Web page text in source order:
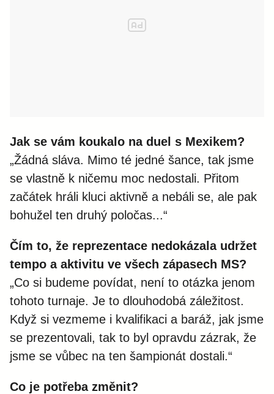
Jak se vám koukalo na duel s Mexikem?
„Žádná sláva. Mimo té jedné šance, tak jsme
se vlastně k ničemu moc nedostali. Přitom
začátek hráli kluci aktivně a nebáli se, ale pak
bohužel ten druhý poločas...“
Čím to, že reprezentace nedokázala udržet
tempo a aktivitu ve všech zápasech MS?
„Co si budeme povídat, není to otázka jenom
tohoto turnaje. Je to dlouhodobá záležitost.
Když si vezmeme i kvalifikaci a baráž, jak jsme
se prezentovali, tak to byl opravdu zázrak, že
jsme se vůbec na ten šampionát dostali.“
Co je potřeba změnit?